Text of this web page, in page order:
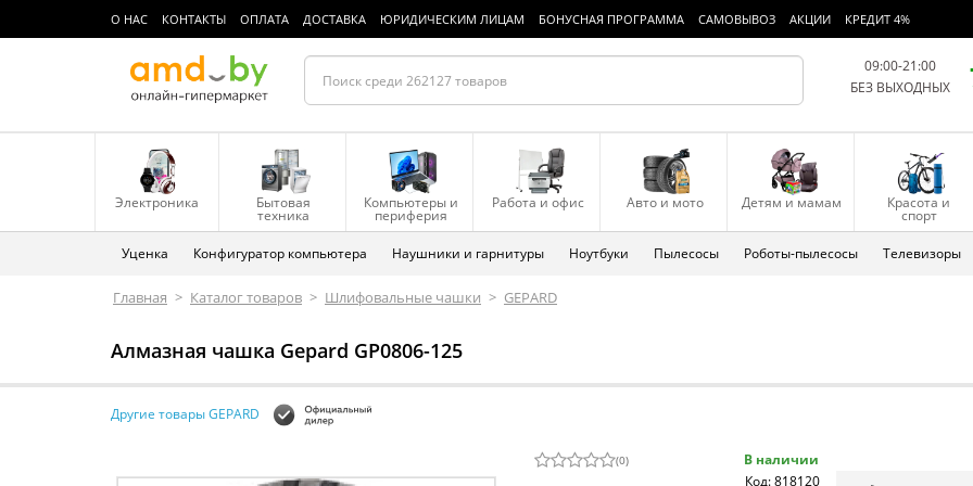
О НАС КОНТАКТЫ ОПЛАТА ДОСТАВКА ЮРИДИЧЕСКИМ ЛИЦАМ БОНУСНАЯ ПРОГРАММА САМОВЫВОЗ АКЦИИ КРЕДИТ 4%
09:00-21:00
БЕЗ ВЫХОДНЫХ
Электроника Бытовая
техника
Компьютеры и
периферия
Работа и офис Авто и мото Детям и мамам Красота и
спорт
Уценка Конфигуратор компьютера Наушники и гарнитуры Ноутбуки Пылесосы Роботы-пылесосы Телевизоры
Главная > Каталог товаров > Шлифовальные чашки > GEPARD
Алмазная чашка Gepard GP0806-125
Другие товары GEPARD
(0)
В наличии
Код: 818120